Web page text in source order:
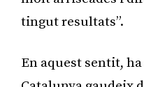
tingut resultats”.
En aquest sentit,